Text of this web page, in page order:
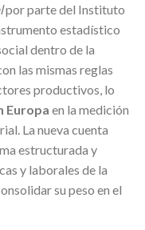
por parte del Instituto
estadístico
dentro de la
las mismas reglas
productivos, lo
Europa en la medición
La nueva cuenta
estructurada y
y laborales de la
su peso en el